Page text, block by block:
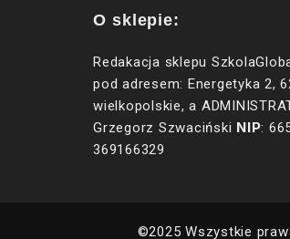
O sklepie:
Redakacja sklepu
pod adresem: Energetyka 2,
wielkopolskie, a
Grzegorz Szwaciński NIP:
369166329
©2025 Wszystkie